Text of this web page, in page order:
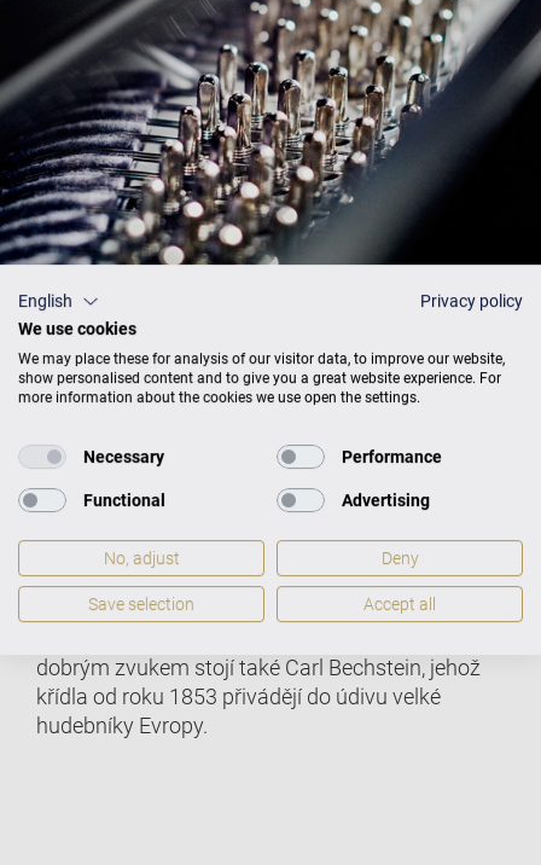
„Stříbro patří k dobrému zvuku“, říká Oliver
Berking, který dnes v 5. generaci řídí manufakturu
na stříbro, která byla založena jeho
dobrým zvukem stojí také Carl Bechstein, jehož
křídla od roku 1853 přivádějí do údivu velké
hudebníky Evropy.
English
Privacy policy
We use cookies
We may place these for analysis of our visitor data, to improve our website,
show personalised content and to give you a great website experience. For
more information about the cookies we use open the settings.
Necessary Performance
Functional Advertising
No, adjust Deny
Save selection Accept all